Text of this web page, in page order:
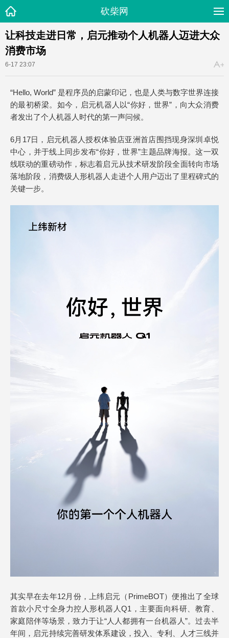
砍柴网
让科技走进日常，启元推动个人机器人迈进大众
消费市场
6-17 23:07
“Hello, World” 是程序员的启蒙印记，也是人类与数字世界连接
的最初桥梁。如今，启元机器人以“你好，世界”，向大众消费
者发出了个人机器人时代的第一声问候。
6月17日，启元机器人授权体验店亚洲首店围挡现身深圳卓悦
中心，并于线上同步发布“你好，世界”主题品牌海报。这一双
线联动的重磅动作，标志着启元从技术研发阶段全面转向市场
落地阶段，消费级人形机器人走进个人用户迈出了里程碑式的
关键一步。
其实早在去年12月份，上纬启元（PrimeBOT）便推出了全球
首款小尺寸全身力控人形机器人Q1，主要面向科研、教育、
家庭陪伴等场景，致力于让“人人都拥有一台机器人”。过去半
年间，启元持续完善研发体系建设，投入、专利、人才三线并